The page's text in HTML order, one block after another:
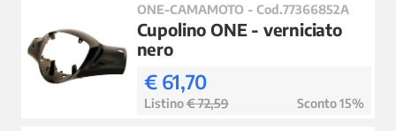
ONE-CAMAMOTO - Cod.77366852A
Cupolino ONE - verniciato
nero
€ 61,70
Listino€ 72,59 Sconto 15%